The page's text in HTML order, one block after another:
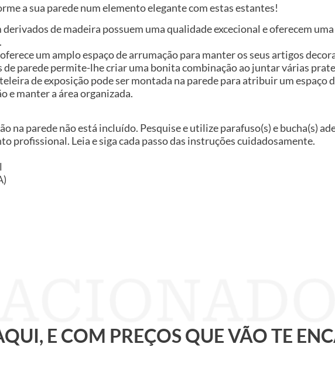
a sua parede num elemento elegante com estas estantes!
de madeira possuem uma qualidade excecional e oferecem
um amplo espaço de arrumação para manter os seus artigos
parede permite-lhe criar uma bonita combinação ao juntar várias
de exposição pode ser montada na parede para atribuir um espaço
e manter a área organizada.
na parede não está incluído. Pesquise e utilize parafuso(s) e bucha(s)
profissional. Leia e siga cada passo das instruções cuidadosamente.
E COM PREÇOS QUE VÃO TE